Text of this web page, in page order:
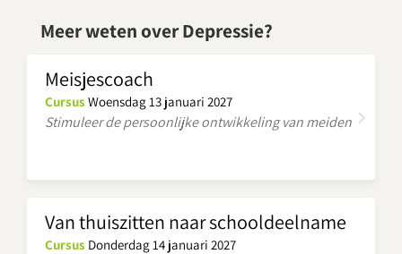
Meer weten over Depressie?
Meisjescoach
CursusWoensdag 13 januari 2027
Stimuleer de persoonlijke ontwikkeling van meiden
Van thuiszitten naar schooldeelname
Cursus Donderdag 14 januari 2027